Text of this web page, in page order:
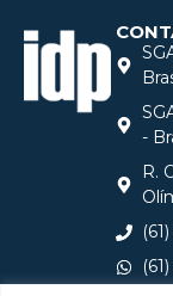
-
R.